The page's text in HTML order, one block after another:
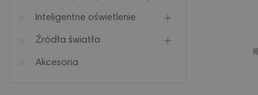
Inteligentne oświetlenie
Źródła światła
Akcesoria